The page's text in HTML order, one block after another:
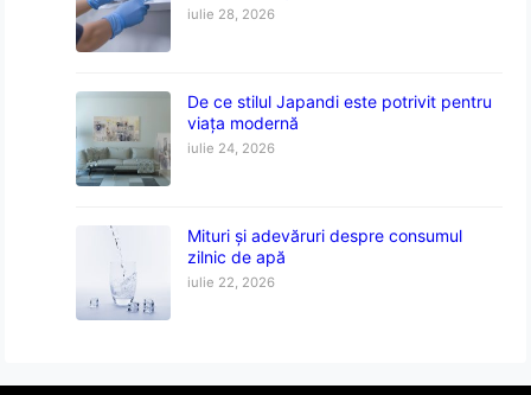
iulie 28, 2026
De ce stilul Japandi este potrivit pentru
viața modernă
iulie 24, 2026
Mituri și adevăruri despre consumul
zilnic de apă
iulie 22, 2026